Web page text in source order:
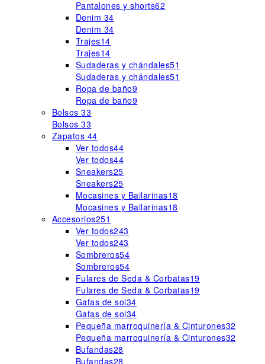
Pantalones y shorts62
Denim 34
Denim 34
Trajes14
Trajes14
Sudaderas y chándales51
Sudaderas y chándales51
Ropa de baño9
Ropa de baño9
Bolsos33
Bolsos33
Zapatos 44
Ver todos44
Ver todos44
Sneakers25
Sneakers25
Mocasines y Bailarinas18
Mocasines y Bailarinas18
Accesorios251
Ver todos243
Ver todos243
Sombreros54
Sombreros54
Fulares de Seda & Corbatas19
Fulares de Seda & Corbatas19
Gafas de sol34
Gafas de sol34
Pequeña marroquinería & Cinturones32
Pequeña marroquinería & Cinturones32
Bufandas28
Bufandas28